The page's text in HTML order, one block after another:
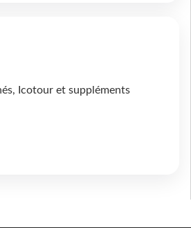
Icotour et suppléments